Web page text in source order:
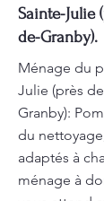
Sainte-Julie
de-Granby).
Ménage du
Julie (près
Granby):
du
adaptés à
ménage à